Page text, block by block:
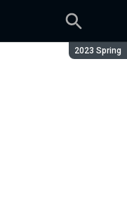
Сезон:
2023 Spring